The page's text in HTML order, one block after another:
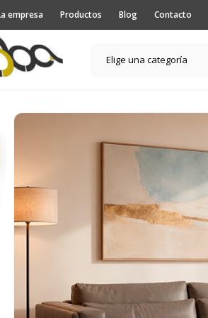
empresa Productos Blog Contacto
Elige una categoría